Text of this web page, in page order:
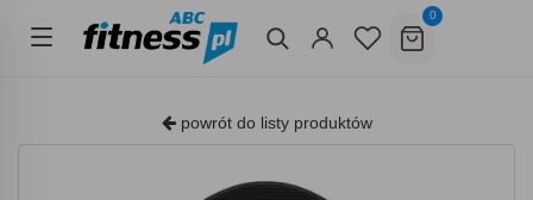
0
powrót do listy produktów